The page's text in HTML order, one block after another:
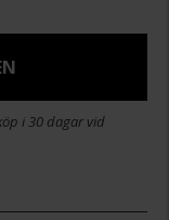
i 30 dagar vid